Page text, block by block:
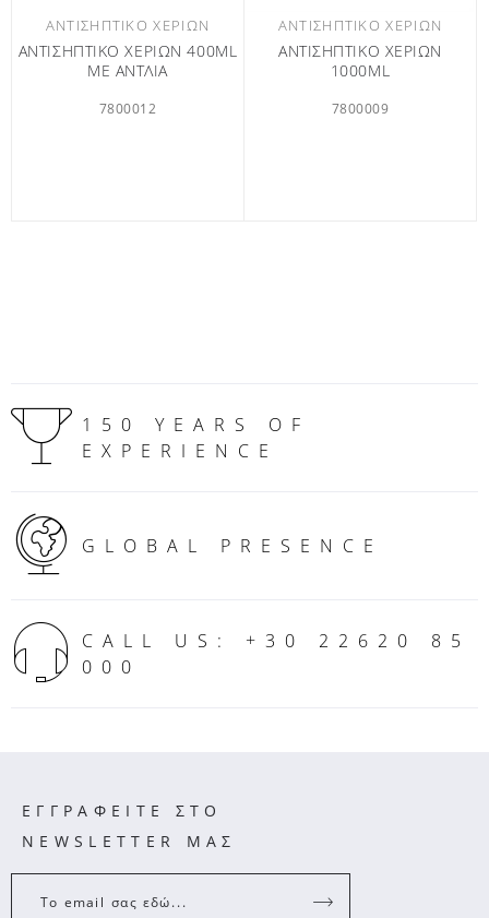
ΑΝΤΙΣΗΠΤΙΚΌ ΧΕΡΙΏΝ
ΑΝΤΙΣΗΠΤΙΚΟ ΧΕΡΙΩΝ 400ML
ΜΕ ΑΝΤΛΙΑ
7800012
ΑΝΤΙΣΗΠΤΙΚΌ ΧΕΡΙΏΝ
ΑΝΤΙΣΗΠΤΙΚΟ ΧΕΡΙΩΝ
1000ML
7800009
150 YEARS OF
EXPERIENCE
GLOBAL PRESENCE
CALL US: +30 22620 85
000
ΕΓΓΡΑΦΕΙΤΕ ΣΤΟ
NEWSLETTER ΜΑΣ
Το email σας εδώ...